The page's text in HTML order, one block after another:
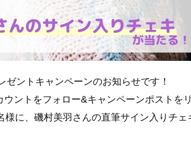
ゼントキャンペーンのお知らせです！
ントをフォロー&キャンペーンポストを
様に、磯村美羽さんの直筆サイン入りチェ